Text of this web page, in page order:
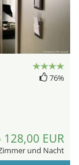
76%
128,00 EUR
und Nacht